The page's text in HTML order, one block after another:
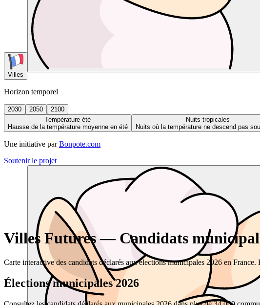
Villes
Horizon temporel
2030 2050
2100
Température été
Hausse de la température moyenne en été
Nuits tropicales
Nuits où la température ne descend pas
Une initiative par Bonpote.com
Soutenir le projet
Villes Futures — Candidats
Carte interactive des candidats déclarés aux élections municipales 2026 en
Élections municipales 2026